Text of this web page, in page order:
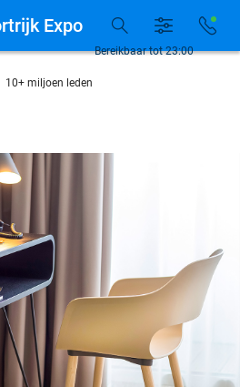
per week beschikbaar
10+ miljoen leden
per week beschikbaar
10+ miljoen leden
Bereikbaar tot 23:00
Expo